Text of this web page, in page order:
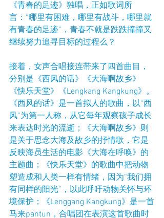
《青春的足迹》独唱，正如歌词所
言：“哪里有困难，哪里有战斗，哪里就
有青春的足迹”，青春不就是跌跌撞撞又
继续努力追寻目标的过程么？
接着，女声合唱接连带来了四首曲目，
分别是《西风的话》《大海啊故乡》
《快乐天堂》《Lengkang Kangkung》。
《西风的话》是一首拟人的歌曲，以“西
风”为第一人称，从它每年观察孩子成长
来表达时光的流逝；《大海啊故乡》则
是关于思念大海及故乡的抒情歌，它是
反映海员生活的电影《大海在呼唤》的
主题曲；《快乐天堂》的歌曲中把动物
塑造成和人类一样有情绪，因为“我们拥
有同样的阳光”，以此呼吁动物关怀与环
境保护；《Lenggang Kangkung》是一首
马来pantun，合唱团在表演这首歌曲时